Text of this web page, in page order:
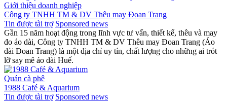
Giới thiệu doanh nghiệp
Công ty TNHH TM & DV Thêu may Đoan Trang
Tin được tài trợ Sponsored news
Gần 15 năm hoạt động trong lĩnh vực tư vấn, thiết kế, thêu và may
đo áo dài, Công ty TNHH TM & DV Thêu may Đoan Trang (Áo
dài Đoan Trang) là một địa chỉ uy tín, chất lượng cho những ai trót
lỡ say mê áo dài Huế.
Quán cà phê
1988 Café & Aquarium
Tin được tài trợ Sponsored news